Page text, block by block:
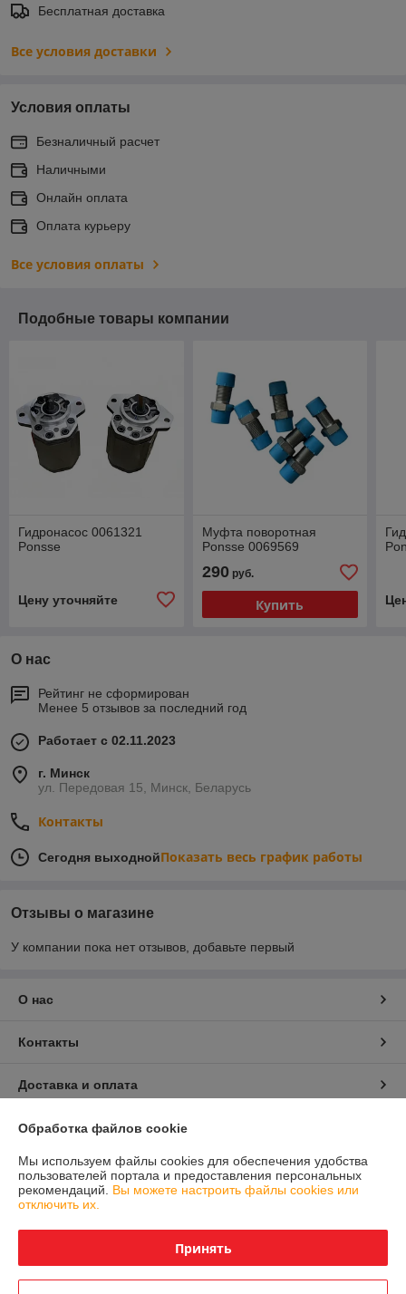
Бесплатная доставка
Все условия доставки
Условия оплаты
Безналичный расчет
Наличными
Онлайн оплата
Оплата курьеру
Все условия оплаты
Подобные товары компании
Гидронасос 0061321
Ponsse
Цену уточняйте
Муфта поворотная
Ponsse 0069569
290руб.
Купить
О нас
Рейтинг не сформирован
Менее 5 отзывов за последний год
Работает с 02.11.2023
г. Минск
ул. Передовая 15, Минск, Беларусь
Контакты
Сегодня выходнойПоказать весь график работы
Отзывы о магазине
У компании пока нет отзывов, добавьте первый
О нас
Контакты
Доставка и оплата
График работы
Полная версия сайта
Политика обработки cookies
Сайт создан на платформе Deal.by
Обработка файлов cookie
Мы используем файлы cookies для обеспечения удобства
пользователей портала и предоставления персональных
рекомендаций. Вы можете настроить файлы cookies или
отключить их.
Принять